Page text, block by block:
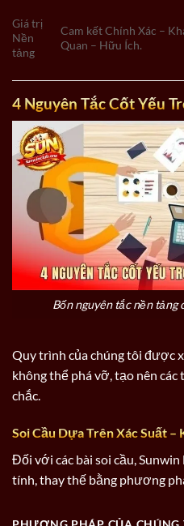
Giá trị
Nền
tảng
Cam kết Chính Xác –
Quan – Hữu Ích.
4 Nguyên Tắc Cốt Yếu
Bốn nguyên tắc nền tảng
Quy trình của chúng tôi được
không thể phá vỡ, tạo nên
chắc.
Soi Cầu Dựa Trên Xác Suất –
Đối với các bài soi cầu,
tính, thay thế bằng phương